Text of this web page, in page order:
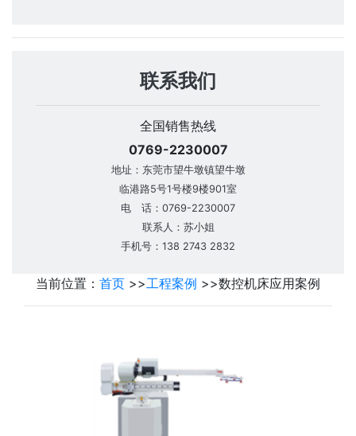
联系我们
全国销售热线
0769-2230007
地址：东莞市望牛墩镇望牛墩
临港路5号1号楼9楼901室
电 话：0769-2230007
联系人：苏小姐
手机号：138 2743 2832
当前位置： 首页 >>工程案例 >>数控机床应用案例